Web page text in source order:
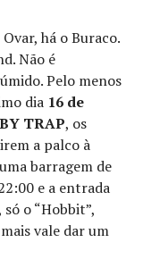
há o Buraco.
Não é
Pelo menos
dia 16 de
TRAP, os
a palco à
barragem de
e a entrada
o “Hobbit”,
vale dar um